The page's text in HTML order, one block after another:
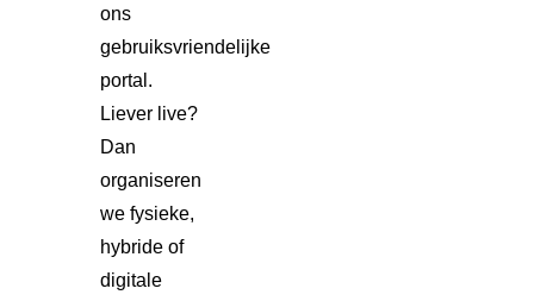
ons
gebruiksvriendelijke
portal.
Liever live?
Dan
organiseren
we fysieke,
hybride of
digitale